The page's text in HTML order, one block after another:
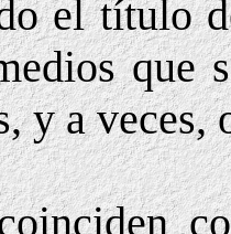
el título
que
y a veces,